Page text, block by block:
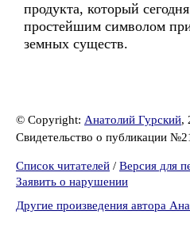
продукта, который
простейшим символом
земных существ.
© Copyright: Анатолий Гурский,
Свидетельство о публикации
Список читателей / Версия для
Заявить о нарушении
Другие произведения автора